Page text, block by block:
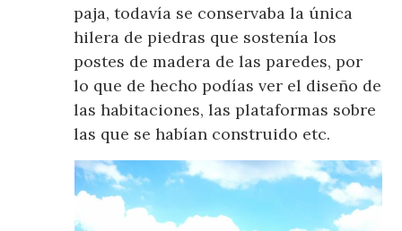
paja, todavía se conservaba la única
hilera de piedras que sostenía los
postes de madera de las paredes, por
lo que de hecho podías ver el diseño de
las habitaciones, las plataformas sobre
las que se habían construido etc.